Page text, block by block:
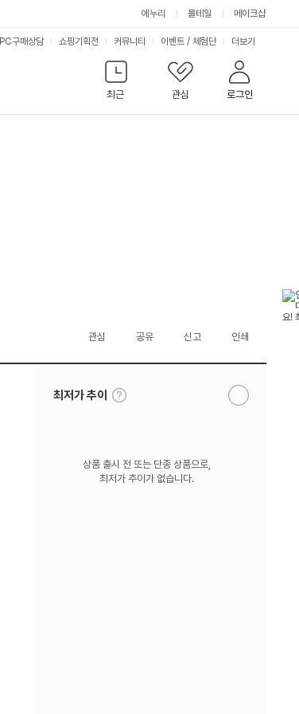
에누리 몰테일 메이크샵
최근
관심 로그인
PC구매상담 쇼핑기획전 커뮤니티 이벤트 / 체험단 서
비
스
더보기
관심 공유 신고 인쇄
최저가 추이
툴
팁
알
상품 출시 전 또는 단종 상품으로,
최저가 추이가 없습니다.